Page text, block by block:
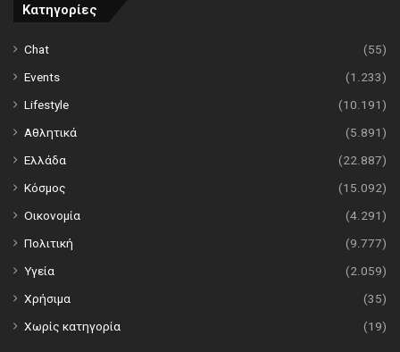
Κατηγορίες
Chat
(55)
Events
(1.233)
Lifestyle
(10.191)
Αθλητικά
(5.891)
Ελλάδα
(22.887)
Κόσμος
(15.092)
Οικονομία
(4.291)
Πολιτική
(9.777)
Υγεία
(2.059)
Χρήσιμα
(35)
Χωρίς κατηγορία
(19)